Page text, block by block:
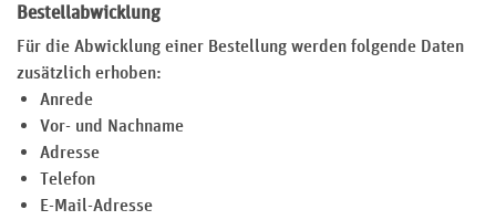
Bestellabwicklung
Für die Abwicklung einer Bestellung werden folgende Daten
zusätzlich erhoben:
Anrede
Vor- und Nachname
Adresse
Telefon
E-Mail-Adresse